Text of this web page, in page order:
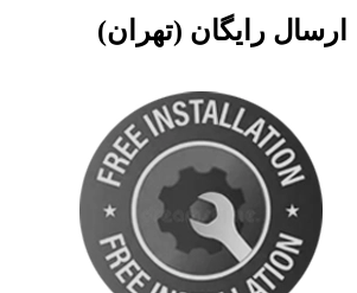
ارسال رایگان (تهران)